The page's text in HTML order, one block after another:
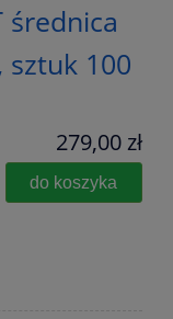
średnica
sztuk 100
279,00 zł
do koszyka